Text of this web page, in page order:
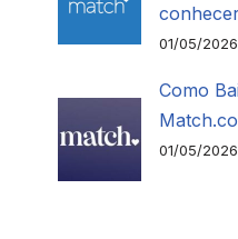
01/05/2026
Como
01/05/2026